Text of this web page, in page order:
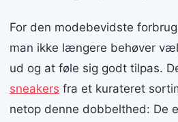
For den modebevidste
man ikke længere behøver
ud og at føle sig godt tilpas.
sneakers fra et kurateret
netop denne dobbelthed: De